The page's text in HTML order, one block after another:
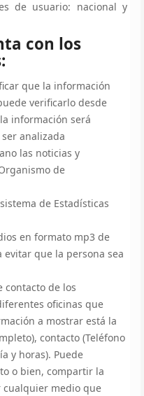
de usuario: nacional y
con los
que la información
verificarlo desde
información será
analizada
las noticias y
de
de Estadísticas
en formato mp3 de
evitar que la persona sea
contacto de los
oficinas que
a mostrar está la
contacto (Teléfono
y horas). Puede
o bien, compartir la
medio que